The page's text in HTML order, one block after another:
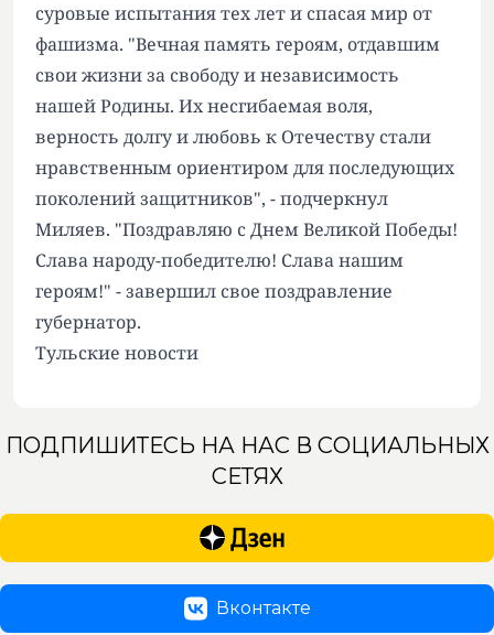
суровые испытания тех лет и спасая мир от
фашизма. "Вечная память героям, отдавшим
свои жизни за свободу и независимость
нашей Родины. Их несгибаемая воля,
верность долгу и любовь к Отечеству стали
нравственным ориентиром для последующих
поколений защитников", - подчеркнул
Миляев. "Поздравляю с Днем Великой Победы!
Слава народу-победителю! Слава нашим
героям!" - завершил свое поздравление
губернатор.
Тульские новости
ПОДПИШИТЕСЬ НА НАС В СОЦИАЛЬНЫХ
СЕТЯХ
Вконтакте